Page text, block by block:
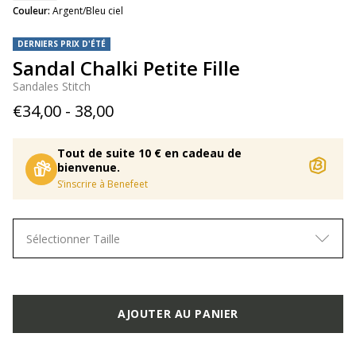
DERNIERS PRIX D'ÉTÉ
Sandal Chalki Petite Fille
Sandales Stitch
€34,00 - 38,00
Tout de suite 10 € en cadeau de
bienvenue.
S’inscrire à Benefeet
Couleur: Argent/Bleu ciel
selected
Sélectionner Taille
AJOUTER AU PANIER